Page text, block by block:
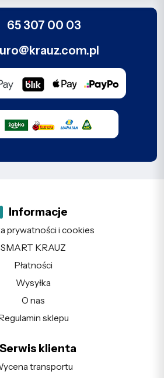
65 307 00 03
Informacje
prywatności i cookies
SMART KRAUZ
Płatności
Wysyłka
O nas
sklepu
Serwis klienta
transportu